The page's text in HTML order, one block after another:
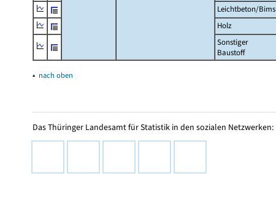
Leichtbeton/Bims
Holz
Sonstiger
Baustoff
▴ nach oben
Das Thüringer Landesamt für Statistik in den sozialen Netzwerken: